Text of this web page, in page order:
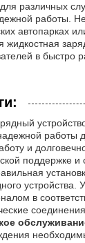
различных
работы.
автопарках
жидкостная
в
работы
и
поддержке и
устройства.
в